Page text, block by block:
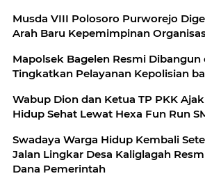
Musda VIII Polosoro Purworejo
Arah Baru Kepemimpinan
Mapolsek Bagelen Resmi Dibangun
Tingkatkan Pelayanan Kepolisian
Wabup Dion dan Ketua TP PKK
Hidup Sehat Lewat Hexa Fun Run
Swadaya Warga Hidup Kembali
Jalan Lingkar Desa Kaliglagah
Dana Pemerintah